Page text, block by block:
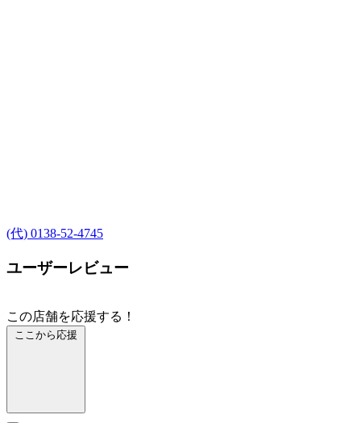
(代) 0138-52-4745
ユーザーレビュー
この店舗を応援する！
ここから応援